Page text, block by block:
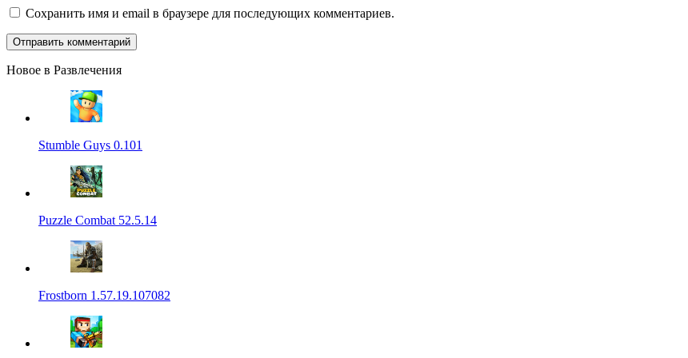
Сохранить имя и email в браузере для последующих комментариев.
Новое в Развлечения
Stumble Guys 0.101
Puzzle Combat 52.5.14
Frostborn 1.57.19.107082